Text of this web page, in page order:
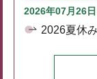
2026年07月26
2026夏休